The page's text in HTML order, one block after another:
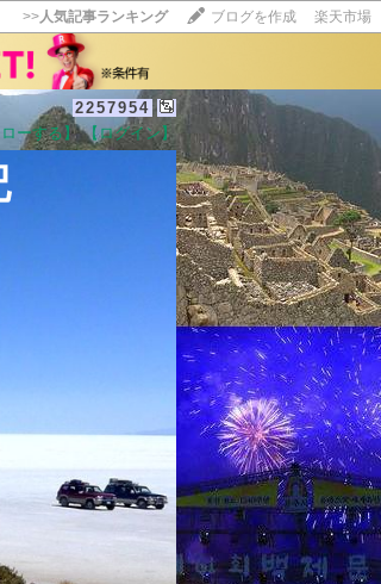
>>人気記事ランキング ブログを作成 楽天市場
2257954
ローする】 【ログイン】
【毎日開催】
15記事にいいね！で1ポイント
10秒滞在
いいね! --/--